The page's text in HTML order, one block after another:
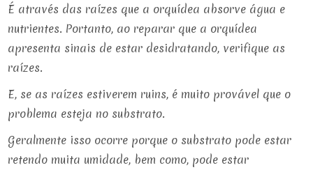
É através das raízes que a orquídea absorve água e
nutrientes. Portanto, ao reparar que a orquídea
apresenta sinais de estar desidratando, verifique as
raízes.
E, se as raízes estiverem ruins, é muito provável que o
problema esteja no substrato.
Geralmente isso ocorre porque o substrato pode estar
retendo muita umidade, bem como, pode estar